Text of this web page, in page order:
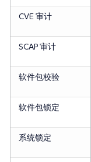
CVE 审计
SCAP 审计
软件包校验
软件包锁定
系统锁定